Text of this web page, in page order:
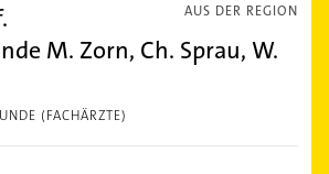
AUS DER REGION
M. Zorn, Ch. Sprau, W.
(FACHÄRZTE)